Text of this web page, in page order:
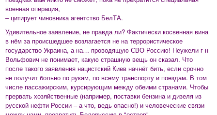
военная операция,
– цитирует чиновника агентство БелТА.
Удивительное заявление, не правда ли? Фактически косвенная вина
в нём за происшедшее возлагается не на террористическое
государство Украина, а на… проводящую СВО Россию! Неужели г-н
Вольфович не понимает, какую страшную вещь он сказал. Что
после такого заявления нацистский Киев начнёт бить, если срочно
не получит больно по рукам, по всему транспорту и поездам. В том
числе пассажирским, курсирующим между обеими странами. Чтобы
прервать хозяйственные (например, поставки бензина и дизеля из
русской нефти России – а что, ведь опасно!) и человеческие связи